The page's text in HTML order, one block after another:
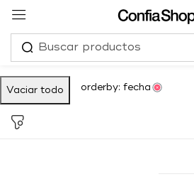
Vaciar todo orderby: fecha
Sign in